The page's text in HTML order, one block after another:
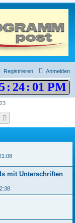
Anmelden
Registrieren
: 24: 01 PM
mit Unterschriften